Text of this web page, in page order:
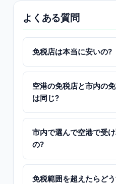
よくある質問
免税店は本当に安いの?
空港の免税店と市内の
は同じ?
市内で選んで空港で受
の?
免税範囲を超えたらど